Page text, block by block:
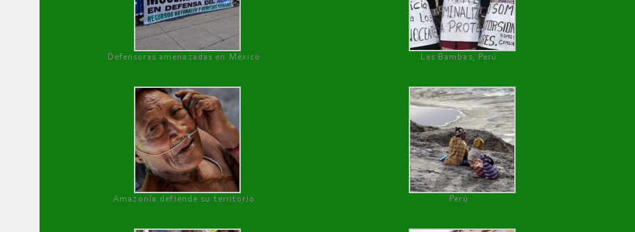
Defensoras amenazadas en México Las Bambas, Perú
Amazonía defiende su territorio Perú